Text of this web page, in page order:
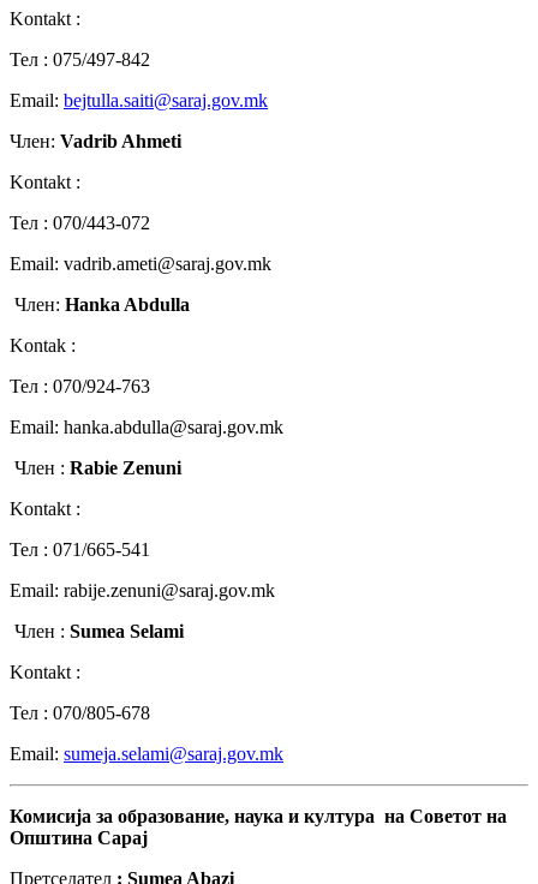
Kontakt :
Teл : 075/497-842
Email: bejtulla.saiti@saraj.gov.mk
Член: Vadrib Ahmeti
Kontakt :
Teл : 070/443-072
Email: vadrib.ameti@saraj.gov.mk
Член: Hanka Abdulla
Kontak :
Teл : 070/924-763
Email: hanka.abdulla@saraj.gov.mk
Член : Rabie Zenuni
Kontakt :
Teл : 071/665-541
Email: rabije.zenuni@saraj.gov.mk
Член : Sumea Selami
Kontakt :
Teл : 070/805-678
Email: sumeja.selami@saraj.gov.mk
Комисија за образование, наука и култура на Советот на
Општина Сарај
Претседател : Sumea Abazi